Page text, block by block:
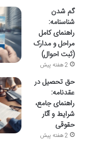
گم شدن
شناسنامه:
راهنمای کامل
مراحل و مدارک
(ثبت احوال)
2 هفته پیش
حق تحصیل در
عقدنامه:
راهنمای جامع،
شرایط و آثار
حقوقی
2 هفته پیش